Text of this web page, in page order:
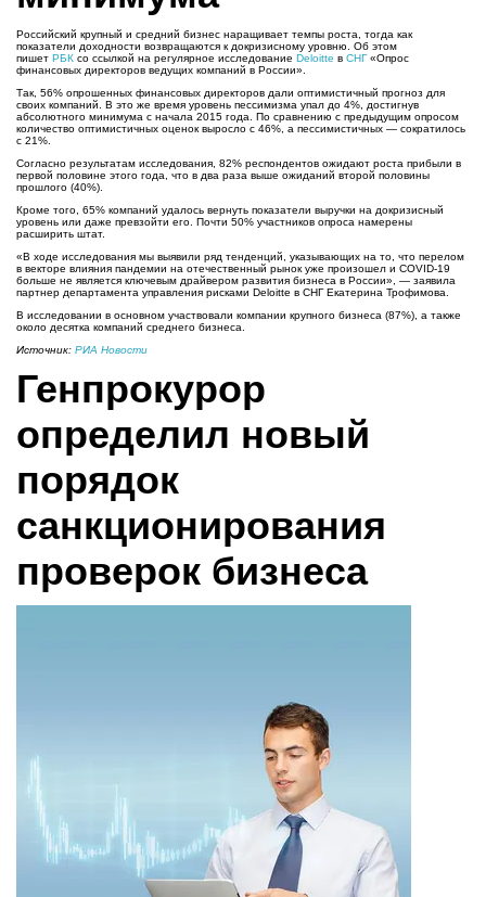
Российский крупный и средний бизнес наращивает темпы роста, тогда как
показатели доходности возвращаются к докризисному уровню. Об этом
пишет РБК со ссылкой на регулярное исследование Deloitte в СНГ«Опрос
финансовых директоров ведущих компаний в России».
Так, 56% опрошенных финансовых директоров дали оптимистичный прогноз для
своих компаний. В это же время уровень пессимизма упал до 4%, достигнув
абсолютного минимума с начала 2015 года. По сравнению с предыдущим опросом
количество оптимистичных оценок выросло с 46%, а пессимистичных — сократилось
с 21%.
Согласно результатам исследования, 82% респондентов ожидают роста прибыли в
первой половине этого года, что в два раза выше ожиданий второй половины
прошлого (40%).
Кроме того, 65% компаний удалось вернуть показатели выручки на докризисный
уровень или даже превзойти его. Почти 50% участников опроса намерены
расширить штат.
«В ходе исследования мы выявили ряд тенденций, указывающих на то, что перелом
в векторе влияния пандемии на отечественный рынок уже произошел и COVID-19
больше не является ключевым драйвером развития бизнеса в России», — заявила
партнер департамента управления рисками Deloitte в СНГ Екатерина Трофимова.
В исследовании в основном участвовали компании крупного бизнеса (87%), а также
около десятка компаний среднего бизнеса.
Источник: РИА Новости
Генпрокурор
определил новый
порядок
санкционирования
проверок бизнеса